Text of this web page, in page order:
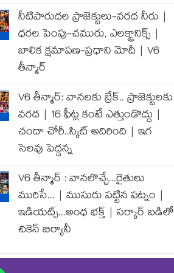
నీటిపారుదల ప్రాజెక్టులు-వరద నీరు |
ధరల పెంపు-చమురు, ఎలక్ట్రానిక్స్ |
బాలిక క్షమాపణ-ప్రధాని మోదీ | V6
తీన్మార్
V6 తీన్మార్: వానలకు బ్రేక్.. ప్రాజెక్టులకు
వరద | 16 ఫీట్ల కంటే ఎత్తుండొద్దు |
చందా చోరీ..స్కిట్ అదిరింది | ఇగ
సెలవు పెద్దన్న
V6 తీన్మార్ : వానలొచ్చే...రైతులు
మురిసే... | ముసురు పట్టిన పట్నం |
ఇడియట్స్...అంధ భక్త్ | సర్కార్ బడిలో
చికెన్ బిర్యానీ